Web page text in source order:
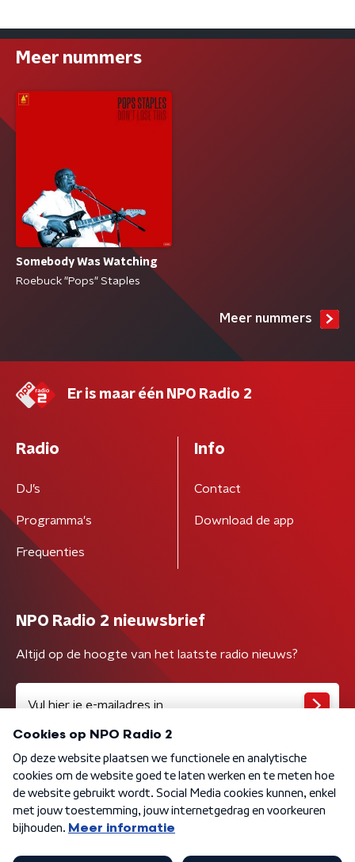
Meer nummers
Somebody Was Watching
Roebuck "Pops" Staples
Meer nummers
Er is maar één NPO Radio 2
Radio
DJ’s
Programma's
Frequenties
Info
Contact
Download de app
NPO Radio 2 nieuwsbrief
Altijd op de hoogte van het laatste radio nieuws?
Algemene voorwaarden